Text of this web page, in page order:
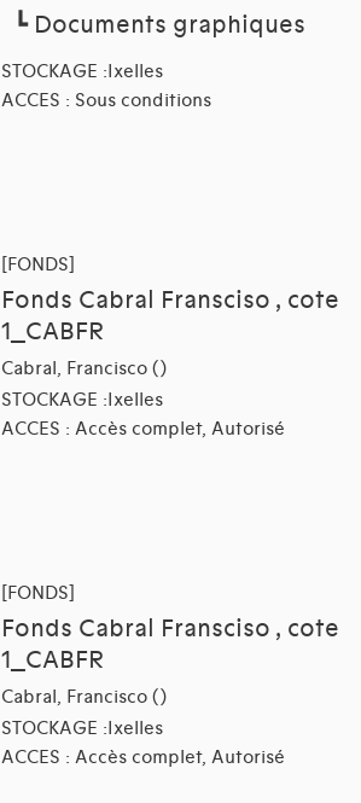
┗Documents graphiques
STOCKAGE :Ixelles
ACCES : Sous conditions
[FONDS]
Fonds Cabral Fransciso , cote
1_CABFR
Cabral, Francisco ()
STOCKAGE :Ixelles
ACCES : Accès complet, Autorisé
[FONDS]
Fonds Cabral Fransciso , cote
1_CABFR
Cabral, Francisco ()
STOCKAGE :Ixelles
ACCES : Accès complet, Autorisé